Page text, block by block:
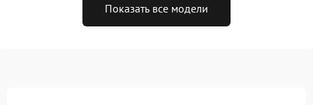
Показать все модели